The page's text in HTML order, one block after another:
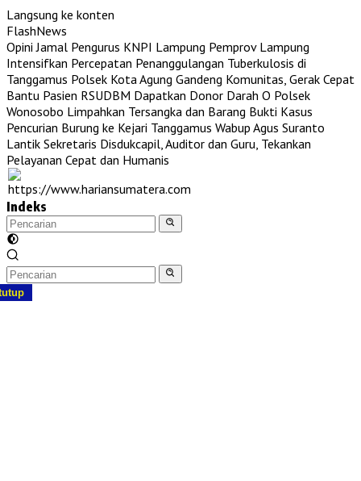
Langsung ke konten
FlashNews
Opini Jamal Pengurus KNPI Lampung Pemprov Lampung
Intensifkan Percepatan Penanggulangan Tuberkulosis di
Tanggamus Polsek Kota Agung Gandeng Komunitas, Gerak Cepat
Bantu Pasien RSUDBM Dapatkan Donor Darah O Polsek
Wonosobo Limpahkan Tersangka dan Barang Bukti Kasus
Pencurian Burung ke Kejari Tanggamus Wabup Agus Suranto
Lantik Sekretaris Disdukcapil, Auditor dan Guru, Tekankan
Pelayanan Cepat dan Humanis
Indeks